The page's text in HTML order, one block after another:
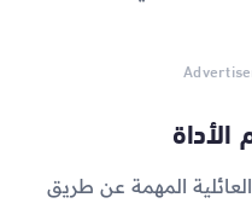
المهمة عن طريق